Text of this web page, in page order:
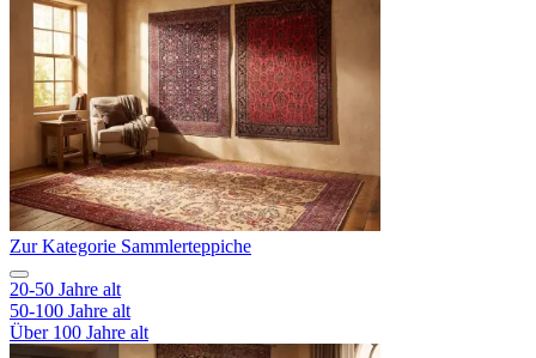
Zur Kategorie Sammlerteppiche
20-50 Jahre alt
50-100 Jahre alt
Über 100 Jahre alt